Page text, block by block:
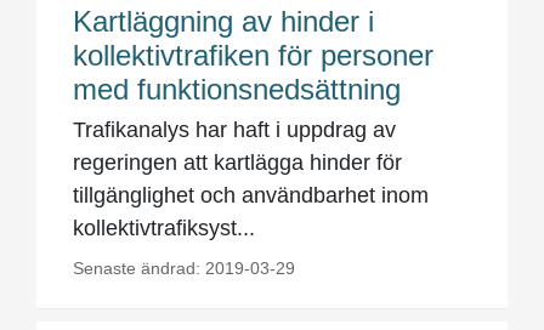
Kartläggning av hinder i
kollektivtrafiken för personer
med funktionsnedsättning
Trafikanalys har haft i uppdrag av
regeringen att kartlägga hinder för
tillgänglighet och användbarhet inom
kollektivtrafiksyst...
Senaste ändrad: 2019-03-29